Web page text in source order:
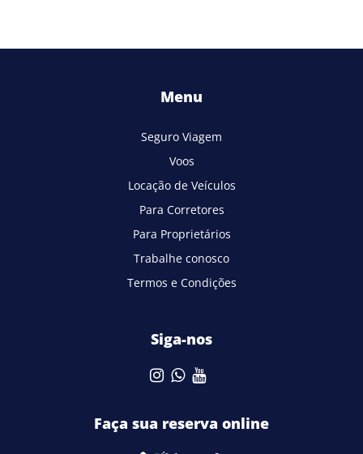
Menu
Seguro Viagem
Voos
Locação de Veículos
Para Corretores
Para Proprietários
Trabalhe conosco
Termos e Condições
Siga-nos
Faça sua reserva online